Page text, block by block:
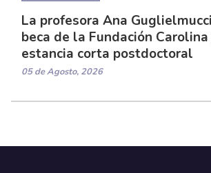
La profesora Ana
beca de la Fundación
estancia corta postdoctoral
05 de Agosto, 2026